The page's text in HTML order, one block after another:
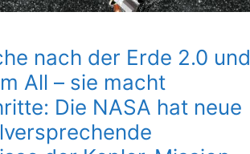
nach der Erde 2.0 und
All – sie macht
Die NASA hat neue